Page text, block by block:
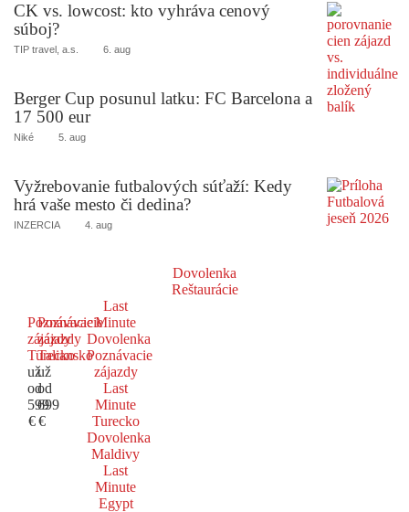
CK vs. lowcost: kto vyhráva cenový
súboj?
TIP travel, a.s. 6. aug
Berger Cup posunul latku: FC Barcelona a
17 500 eur
Niké 5. aug
Vyžrebovanie futbalových súťaží: Kedy
hrá vaše mesto či dedina?
INZERCIA 4. aug
Dovolenka
Reštaurácie
Poznávacie
zájazdy
Turecko
už
od
599
€
Poznávacie
zájazdy
Taliansko
už
od
699
€
Last
Minute
Dovolenka
Poznávacie
zájazdy
Last
Minute
Turecko
Dovolenka
Maldivy
Last
Minute
Egypt